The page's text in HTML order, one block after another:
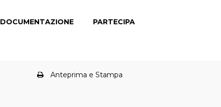
DOCUMENTAZIONE PARTECIPA
Anteprima e Stampa